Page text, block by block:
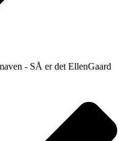
- SÅ er det EllenGaard